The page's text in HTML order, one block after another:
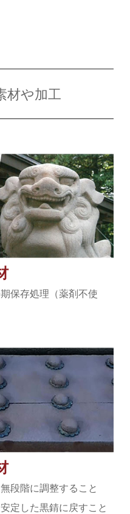
材や加工
保存処理（薬剤不使
段階に調整すること
定した黒錆に戻すこと